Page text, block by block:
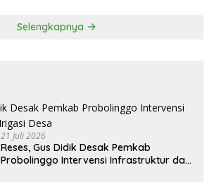
Selengkapnya
21 Juli 2026
Reses, Gus Didik Desak Pemkab
Probolinggo Intervensi Infrastruktur dan